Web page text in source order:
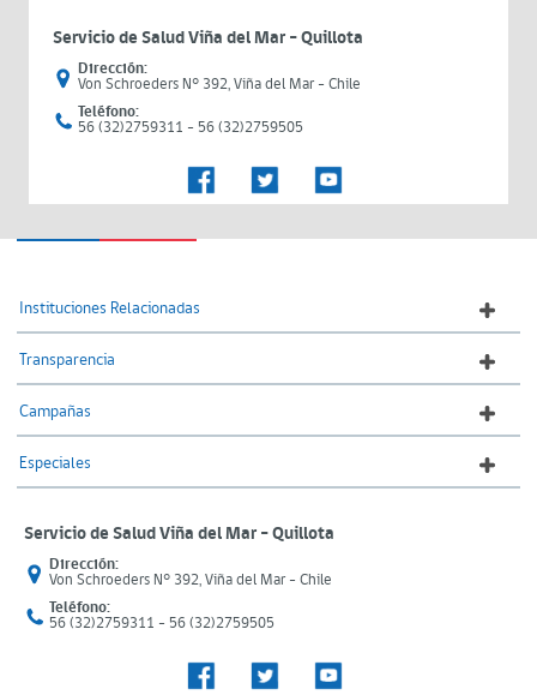
Servicio de Salud Viña del Mar – Quillota
Dirección:
Von Schroeders N° 392, Viña del Mar - Chile
Teléfono:
56 (32)2759311 - 56 (32)2759505
Instituciones Relacionadas
Transparencia
Campañas
Especiales
Servicio de Salud Viña del Mar – Quillota
Dirección:
Von Schroeders N° 392, Viña del Mar - Chile
Teléfono:
56 (32)2759311 - 56 (32)2759505